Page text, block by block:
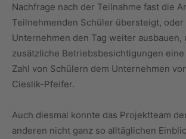
Nachfrage nach der Teilnahme fast die
Teilnehmenden Schüler übersteigt, oder
Unternehmen den Tag weiter ausbauen,
zusätzliche Betriebsbesichtigungen
Zahl von Schülern dem Unternehmen
Cieslik-Pfeifer.
Auch diesmal konnte das Projektteam
anderen nicht ganz so alltäglichen